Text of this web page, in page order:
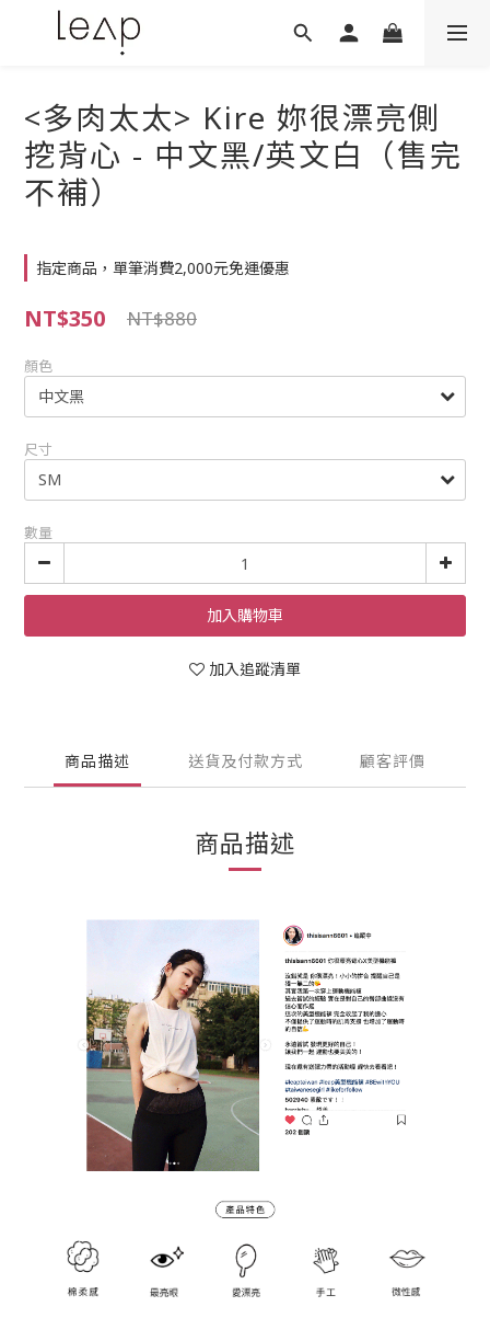
<多肉太太> Kire 妳很漂亮側
挖背心 - 中文黑/英文白（售完
不補）
指定商品，單筆消費2,000元免運優惠
NT$350 NT$880
顏色
尺寸
數量
加入購物車
加入追蹤清單
商品描述 送貨及付款方式 顧客評價
商品描述